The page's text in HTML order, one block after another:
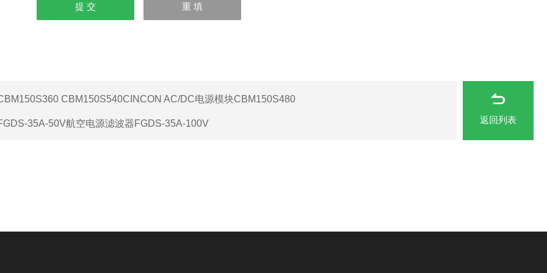
CBM150S540CINCON AC/DC电源模块CBM150S480
35A-50V航空电源滤波器FGDS-35A-100V 返回列表